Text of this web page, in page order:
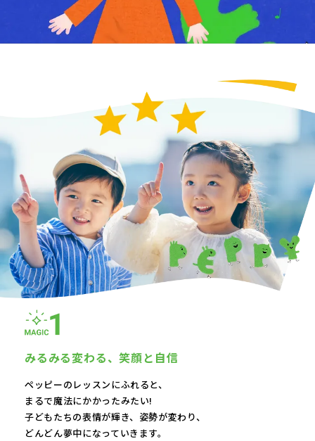
みるみる変わる、笑顔と自信
ペッピーのレッスンにふれると、
まるで魔法にかかったみたい!
子どもたちの表情が輝き、 姿勢が変わり、
どんどん夢中になっていきます。